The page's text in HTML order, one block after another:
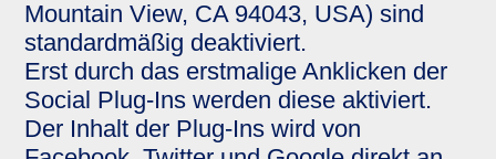
Mountain View, CA 94043, USA) sind
standardmäßig deaktiviert.
Erst durch das erstmalige Anklicken der
Social Plug-Ins werden diese aktiviert.
Der Inhalt der Plug-Ins wird von